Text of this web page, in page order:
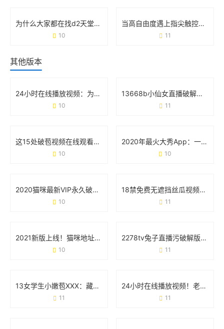
为什么大家都在找d2天堂污app下载官网版？看完这篇你就懂了
10
当高自由度遇上指尖触控：聊聊**Honey Select2手机版**的真实体验
11
其他版本
24小时在线播放视频：为什么它正在重塑你的娱乐生活？
10
13668b小仙女直播破解版：用户关心的真相与避坑指南
11
这15处破苞视频在线观看的争议 背后藏着什么真相？
10
2020年最火大秀App：一场全民狂欢背后的真相
10
2020猫咪最新VIP永久破解版安卓版：用户真实需求与风险避坑指南
10
18禁免费无遮挡丝瓜视频大秀版：用户需求与平台安全的双向博弈
11
2021新版上线！猫咪地址在线观看的正确打开方式
10
2278tv兔子直播污破解版无限次数版：用户追捧背后的多重隐患
11
13女学生小嫩苞XXX：藏在标签下的真实声音
11
24小时在线播放视频！老司机app为何成为用户心头好？
11